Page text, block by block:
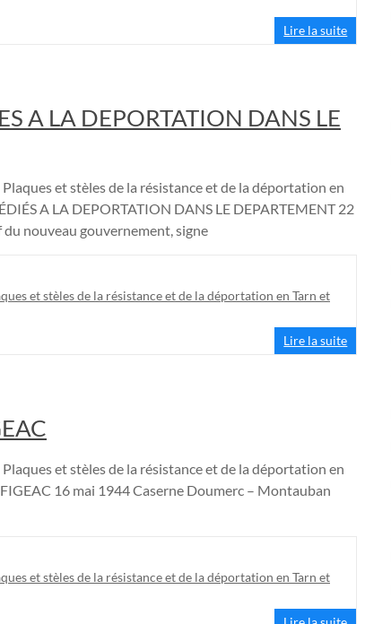
Lire la suite
A LA DEPORTATION DANS LE
et stèles de la résistance et de la déportation en
A LA DEPORTATION DANS LE DEPARTEMENT 22
nouveau gouvernement, signe
et stèles de la résistance et de la déportation en Tarn et
Lire la suite
et stèles de la résistance et de la déportation en
FIGEAC 16 mai 1944 Caserne Doumerc – Montauban
et stèles de la résistance et de la déportation en Tarn et